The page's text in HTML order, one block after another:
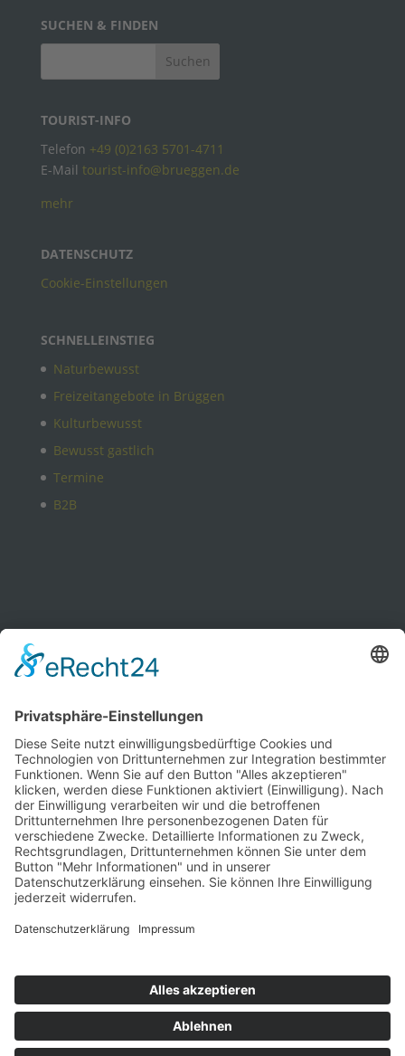
SUCHEN & FINDEN
TOURIST-INFO
Telefon +49 (0)2163 5701-4711
E-Mail tourist-info@brueggen.de
mehr
DATENSCHUTZ
Cookie-Einstellungen
SCHNELLEINSTIEG
Naturbewusst
Freizeitangebote in Brüggen
Kulturbewusst
Bewusst gastlich
Termine
B2B
Kontakt Newsletter
Copyright© 2022-2026 Bewusst Brüggen -